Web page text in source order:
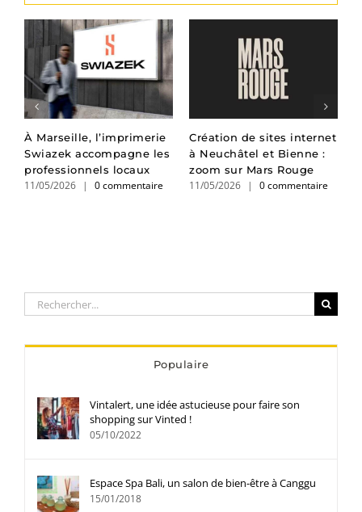
À Marseille, l’imprimerie
Swiazek accompagne les
professionnels locaux
11/05/2026 | 0 commentaire
Création de sites internet
à Neuchâtel et Bienne :
zoom sur Mars Rouge
11/05/2026 | 0 commentaire
Rechercher:
Populaire
Vintalert, une idée astucieuse pour faire son
shopping sur Vinted !
05/10/2022
Espace Spa Bali, un salon de bien-être à Canggu
15/01/2018